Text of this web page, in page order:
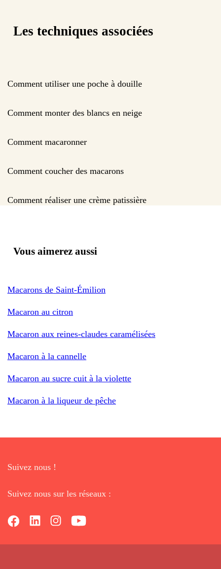
Les techniques associées
Comment utiliser une poche à douille
Comment monter des blancs en neige
Comment macaronner
Comment coucher des macarons
Comment réaliser une crème patissière
Vous aimerez aussi
Macarons de Saint-Émilion
Macaron au citron
Macaron aux reines-claudes caramélisées
Macaron à la cannelle
Macaron au sucre cuit à la violette
Macaron à la liqueur de pêche
Suivez nous !
Suivez nous sur les réseaux :